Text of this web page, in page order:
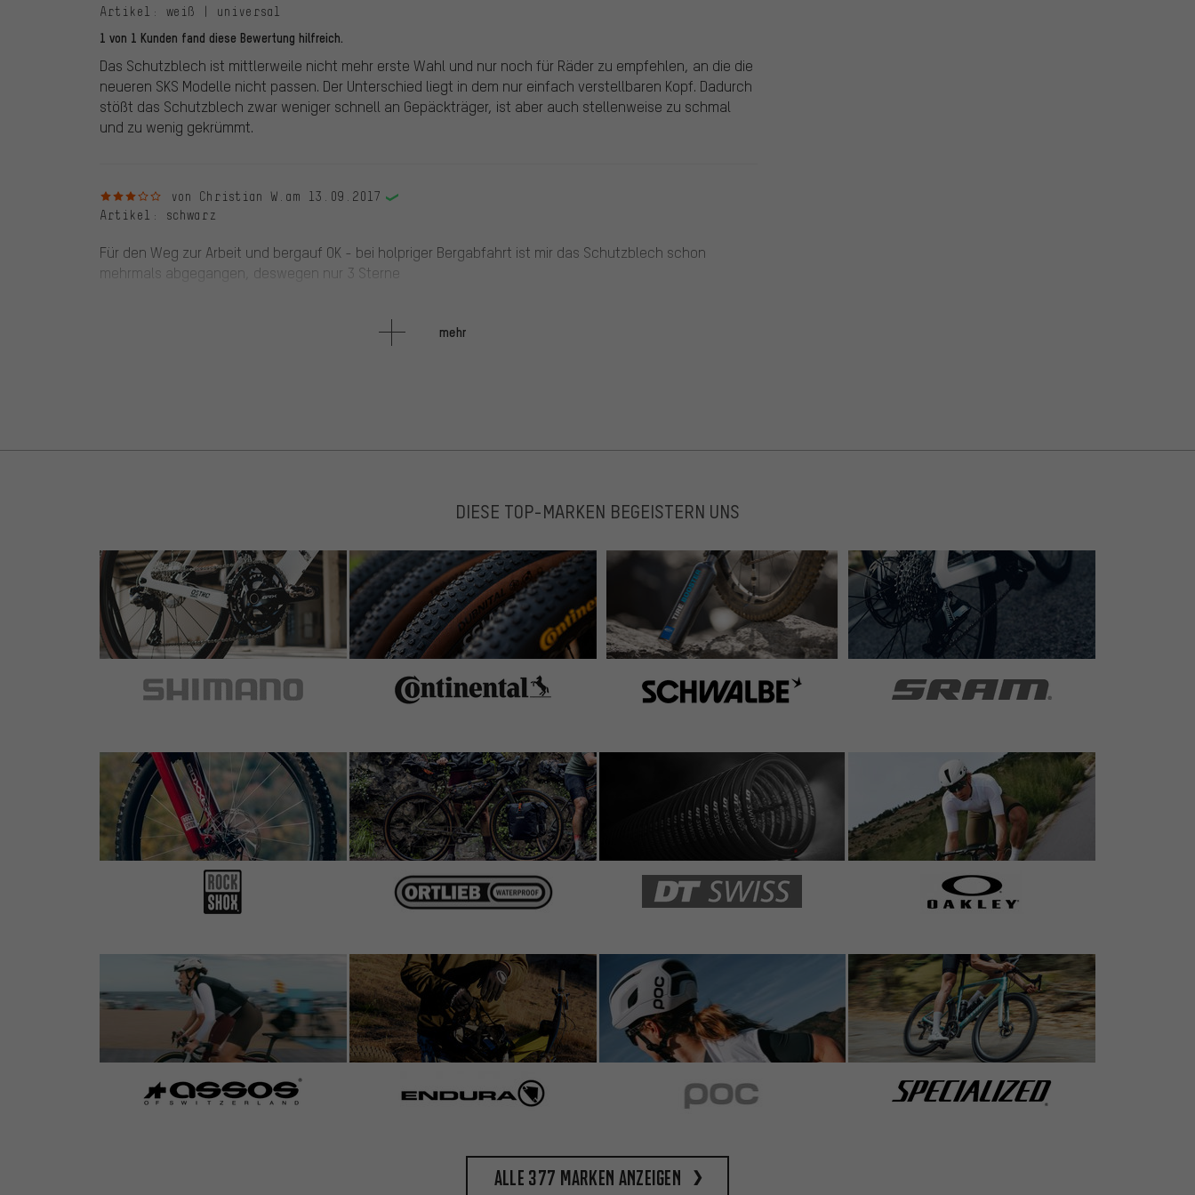
Artikel : weiß | universal
1 von 1 Kunden fand diese Bewertung hilfreich.
Das Schutzblech ist mittlerweile nicht mehr erste Wahl und nur noch für Räder zu empfehlen, an die die
neueren SKS Modelle nicht passen. Der Unterschied liegt in dem nur einfach verstellbaren Kopf. Dadurch
stößt das Schutzblech zwar weniger schnell an Gepäckträger, ist aber auch stellenweise zu schmal
und zu wenig gekrümmt.
3 von 5 Sternenvon Christian W. am 13.09.2017
Artikel : schwarz
Für den Weg zur Arbeit und bergauf OK - bei holpriger Bergabfahrt ist mir das Schutzblech schon
mehrmals abgegangen, deswegen nur 3 Sterne
Im Vergleich zu anderen MTB-Schutzblechen ein super Teil. Sowohl in Funktion als auch in der
einem Metallschutzblech eines Trekkingrades erwarten.
Es hält den schlimmsten Dreck vom Hochspritzen ab, nur nach hinten spritzt alles noch heftig weg. Aber
das braucht ja dann nur noch den zu interessieren, der dahinter fährt ;-)
3 von 5 Sternenvon Mareike J. am 04.09.2002
Gute Funktion, vor allem durch die Breite. Aber: Bei größeren Unebenheiten senkt sich das X-tra Dry trotz
Imbusschraube ab. Außerdem dreht es sich manchmal zur Seite.
3 von 5 Sternenvon Christian L. am 02.09.2002
Eigentlich von der Schutzfunktion und Montage eines der besten Schutzbleche. Allerdings lösen sich die
Gummischutzringe an der Halterung, und die Schraube, die das Schutzblech in der vorgegebenen
Neigung halten soll, löst sich und das Schutzblech schleift
mehr
DIESE TOP-MARKEN BEGEISTERN UNS
Alle 377 Marken anzeigen